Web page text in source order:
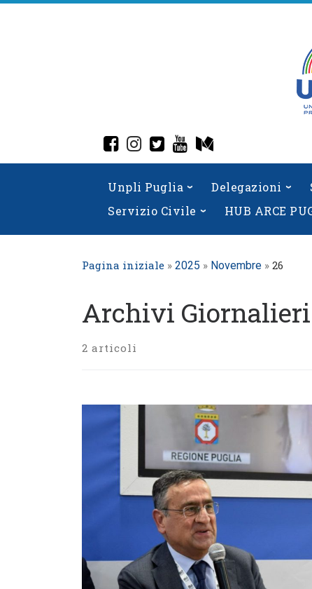
Skip
fab fa-facebook-square
fab fa-instagram
fab fa-twitter-square
fab fa-youtube
Unpli Puglia Delegazioni
Servizio Civile
HUB ARCE
Pagina iniziale » 2025 » Novembre » 26
Archivi
2 articoli